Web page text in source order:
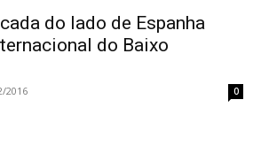
do lado de Espanha
do Baixo
2016 0